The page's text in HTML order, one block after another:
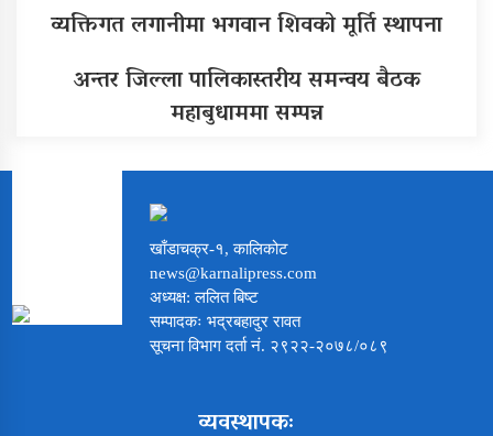
व्यक्तिगत लगानीमा भगवान शिवको मूर्ति स्थापना
अन्तर जिल्ला पालिकास्तरीय समन्वय बैठक
महाबुधाममा सम्पन्न
खाँडाचक्र-१, कालिकोट
news@karnalipress.com
अध्यक्ष: ललित बिष्ट
सम्पादकः भद्रबहादुर रावत
सूचना विभाग दर्ता नं. २९२२-२०७८/०८९
व्यवस्थापकः